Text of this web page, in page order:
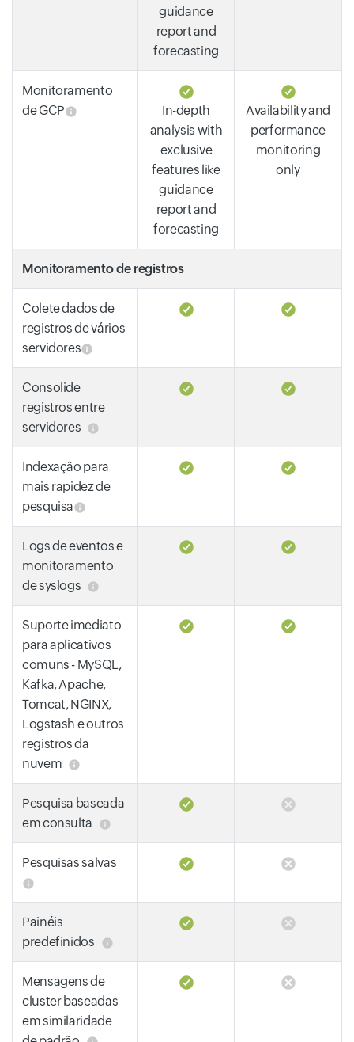
guidance
report and
forecasting
Monitoramento
de GCP
In-depth
analysis with
exclusive
features like
guidance
report and
forecasting
Availability and
performance
monitoring
only
Monitoramento de registros
Colete dados de
registros de vários
servidores
Consolide
registros entre
servidores
Indexação para
mais rapidez de
pesquisa
Logs de eventos e
monitoramento
de syslogs
Suporte imediato
para aplicativos
comuns - MySQL,
Kafka, Apache,
Tomcat, NGINX,
Logstash e outros
registros da
nuvem
Pesquisa baseada
em consulta
Pesquisas salvas
Painéis
predefinidos
Mensagens de
cluster baseadas
em similaridade